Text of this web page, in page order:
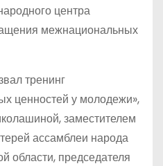
центра
межнациональных
тренинг
ценностей у молодежи»,
заместителем
ассамблеи народа
области, председателя